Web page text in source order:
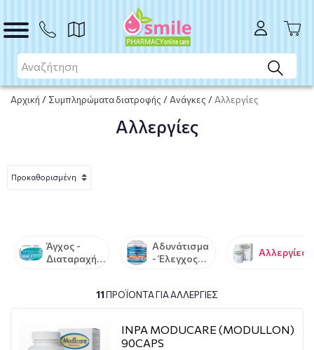
Αρχική / Συμπληρώματα διατροφής / Ανάγκες / Αλλεργίες
Αλλεργίες
Άγχος -
Διαταραχή
Αδυνάτισμα
- Έλεγχος
Αλλεργίες
11ΠΡΟΪΌΝΤΑ ΓΙΑ ΑΛΛΕΡΓΊΕΣ
INPA MODUCARE (MODULLON)
90CAPS